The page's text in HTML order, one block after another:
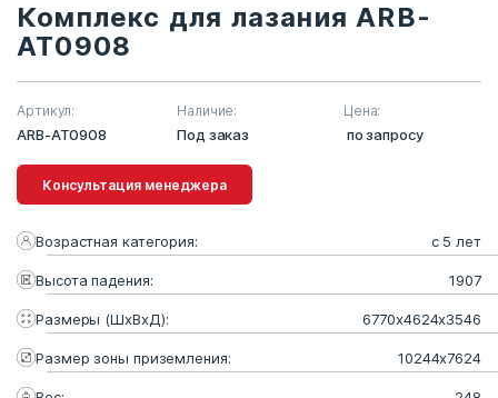
Комплекс для лазания ARB-
AT0908
Артикул:
ARB-AT0908
Наличие:
Под заказ
Цена:
по запросу
Консультация менеджера
Возрастная категория: с 5 лет
Высота падения: 1907
Размеры (ШхВхД): 6770х4624х3546
Размер зоны приземления: 10244х7624